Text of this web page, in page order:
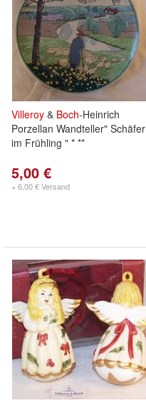
Villeroy & Boch-Heinrich
Porzellan Wandteller" Schäfer
im Frühling " * **
5,00 €
+ 6,00 € Versand